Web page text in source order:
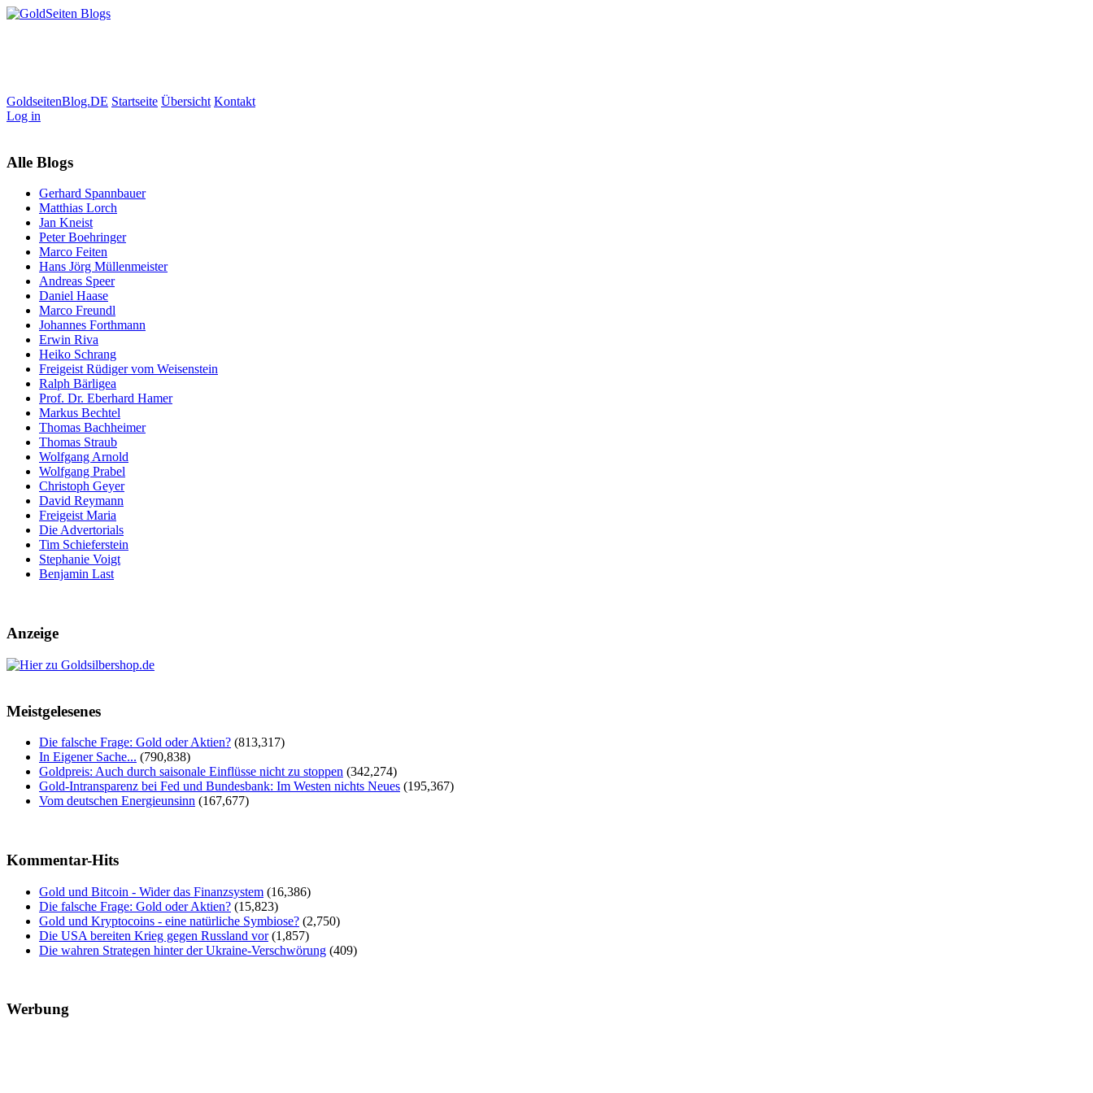
GoldseitenBlog.DE Startseite Übersicht Kontakt
Log in
Alle Blogs
Gerhard Spannbauer
Matthias Lorch
Jan Kneist
Peter Boehringer
Marco Feiten
Hans Jörg Müllenmeister
Andreas Speer
Daniel Haase
Marco Freundl
Johannes Forthmann
Erwin Riva
Heiko Schrang
Freigeist Rüdiger vom Weisenstein
Ralph Bärligea
Prof. Dr. Eberhard Hamer
Markus Bechtel
Thomas Bachheimer
Thomas Straub
Wolfgang Arnold
Wolfgang Prabel
Christoph Geyer
David Reymann
Freigeist Maria
Die Advertorials
Tim Schieferstein
Stephanie Voigt
Benjamin Last
Anzeige
Meistgelesenes
Die falsche Frage: Gold oder Aktien? (813,317)
In Eigener Sache... (790,838)
Goldpreis: Auch durch saisonale Einflüsse nicht zu stoppen (342,274)
Gold-Intransparenz bei Fed und Bundesbank: Im Westen nichts Neues (195,367)
Vom deutschen Energieunsinn (167,677)
Kommentar-Hits
Gold und Bitcoin - Wider das Finanzsystem (16,386)
Die falsche Frage: Gold oder Aktien? (15,823)
Gold und Kryptocoins - eine natürliche Symbiose? (2,750)
Die USA bereiten Krieg gegen Russland vor (1,857)
Die wahren Strategen hinter der Ukraine-Verschwörung (409)
Werbung